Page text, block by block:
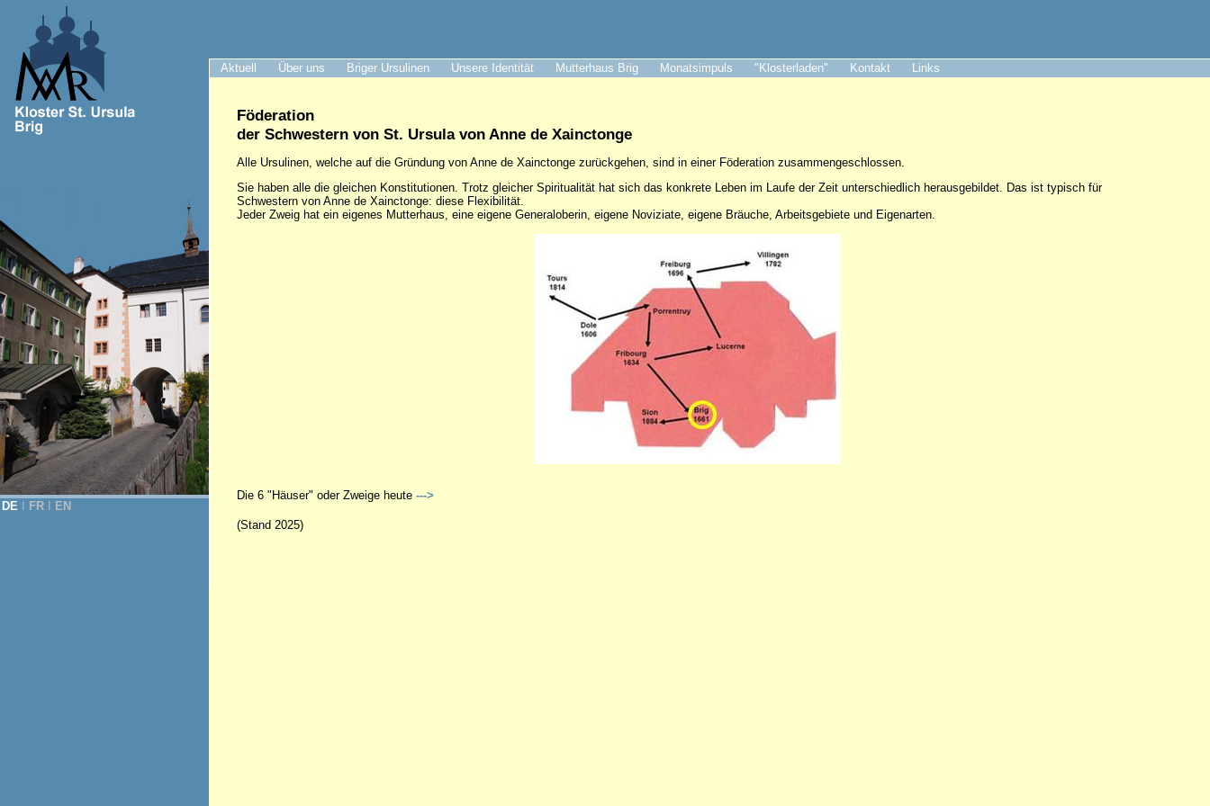
Aktuell Über uns Briger Ursulinen Unsere Identität Mutterhaus Brig Monatsimpuls "Klosterladen" Kontakt Links
DE FR EN
Föderation
der Schwestern von St. Ursula von Anne de Xainctonge
Alle Ursulinen, welche auf die Gründung von Anne de Xainctonge zurückgehen, sind in einer Föderation zusammengeschlossen.
Sie haben alle die gleichen Konstitutionen. Trotz gleicher Spiritualität hat sich das konkrete Leben im Laufe der Zeit unterschiedlich herausgebildet. Das ist typisch für
Schwestern von Anne de Xainctonge: diese Flexibilität.
Jeder Zweig hat ein eigenes Mutterhaus, eine eigene Generaloberin, eigene Noviziate, eigene Bräuche, Arbeitsgebiete und Eigenarten.
Die 6 "Häuser" oder Zweige heute --->
(Stand 2025)